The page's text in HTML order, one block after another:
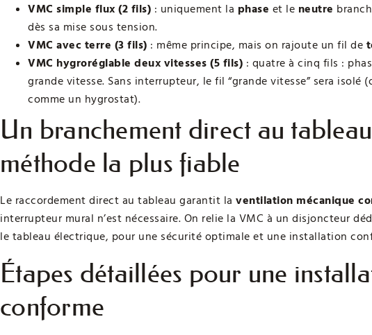
VMC simple flux (2 fils) : uniquement la phase et le neutre
dès sa mise sous tension.
VMC avec terre (3 fils) : même principe, mais on rajoute un fil de
VMC hygroréglable deux vitesses (5 fils) : quatre à cinq fils :
grande vitesse. Sans interrupteur, le fil “grande vitesse” sera isolé
comme un hygrostat).
Un branchement direct au
méthode la plus fiable
Le raccordement direct au tableau garantit la ventilation mécanique
interrupteur mural n’est nécessaire. On relie la VMC à un disjoncteur
le tableau électrique, pour une sécurité optimale et une installation
Étapes détaillées pour une
conforme